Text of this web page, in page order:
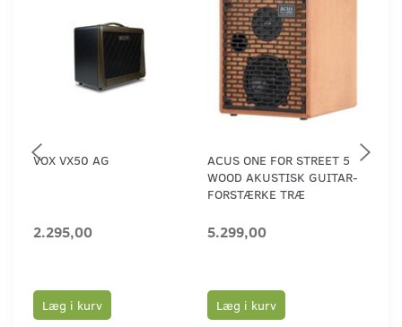
VOX VX50 AG
2.295,00
Læg i kurv
ACUS ONE FOR STREET 5
WOOD AKUSTISK GUITAR-
FORSTÆRKE TRÆ
5.299,00
Læg i kurv